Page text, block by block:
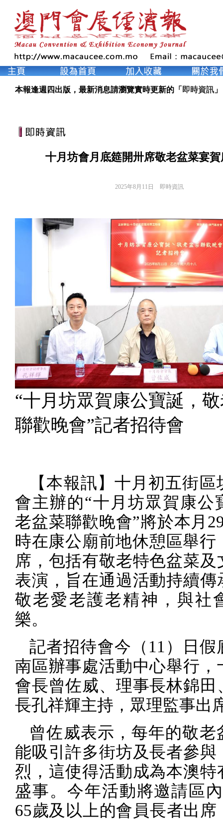
本報逢週四出版，最新消息請瀏覽實時更新的「 即時資訊 」
十月坊會月底筵開卅席敬老盆菜宴
2025年8月11日 即時資訊
“十月坊眾賀康公寶誕，
聯歡晚會”記者招待會
【本報訊】十月初五街
會主辦的“十月坊眾賀康公
老盆菜聯歡晚會”將於本月
時在康公廟前地休憩區舉行
席，包括有敬老特色盆菜及
表演，旨在通過活動持續傳
敬老愛老護老精神，與社
樂。
記者招待會今（ 11 ）日假
南區辦事處活動中心舉行，
會長曾佐威、理事長林錦田
長孔祥輝主持，眾理監事出
曾佐威表示，每年的敬老
能吸引許多街坊及長者參與
烈，這使得活動成為本澳特
盛事。今年活動將邀請區
65歲及以上的會員長者出席